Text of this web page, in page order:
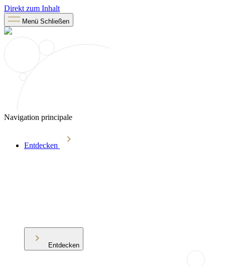
Direkt zum Inhalt
Menü Schließen
Navigation principale
Entdecken
Entdecken